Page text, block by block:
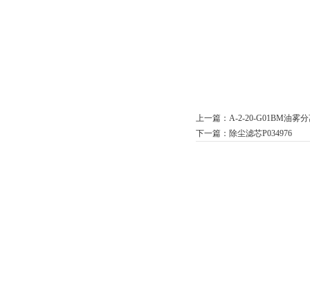
上一篇： A-2-20-G01BM油雾
下一篇： 除尘滤芯P034976